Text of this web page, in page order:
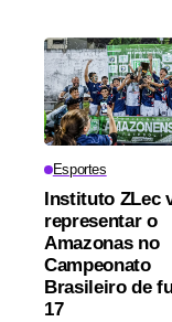
Esportes
Instituto ZLec
representar o
Amazonas no
Campeonato
Brasileiro de
17